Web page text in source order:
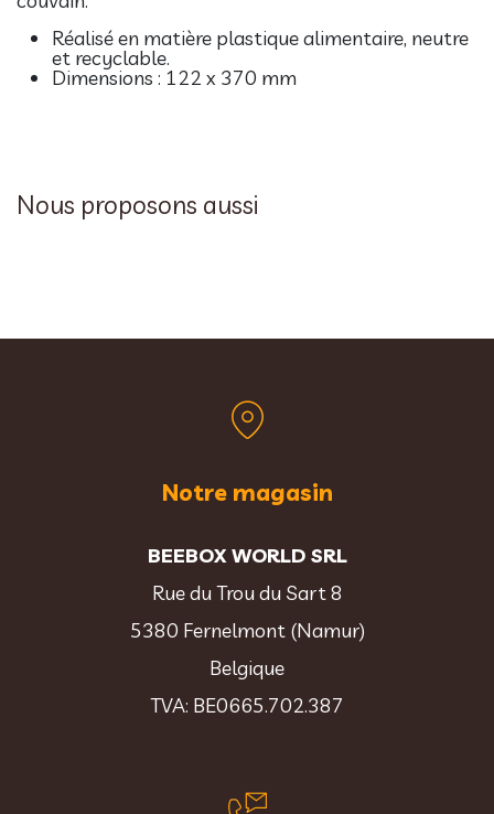
Réalisé en matière plastique alimentaire, neutre
et recyclable.
Dimensions : 122 x 370 mm
Nous proposons aussi
Notre magasin
BEEBOX WORLD SRL
Rue du Trou du Sart 8
5380 Fernelmont (Namur)
Belgique
TVA: BE0665.702.387